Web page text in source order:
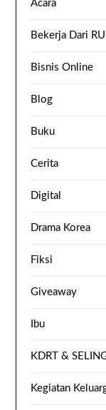
Acara
Bekerja Dari
Bisnis Online
Blog
Buku
Cerita
Digital
Drama Korea
Fiksi
Giveaway
Ibu
KDRT &
Kegiatan